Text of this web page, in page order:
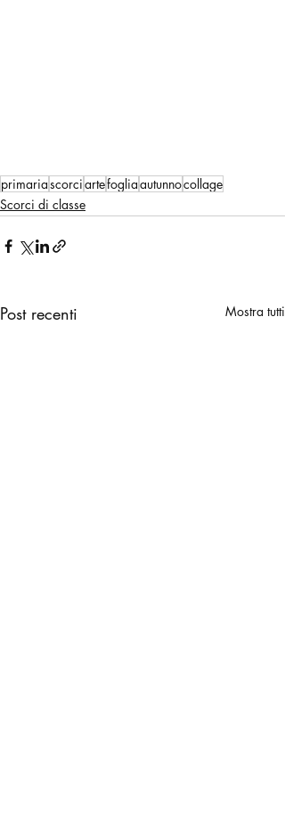
primariascorciartefogliaautunnocollage
Scorci di classe
Post recenti Mostra tutti